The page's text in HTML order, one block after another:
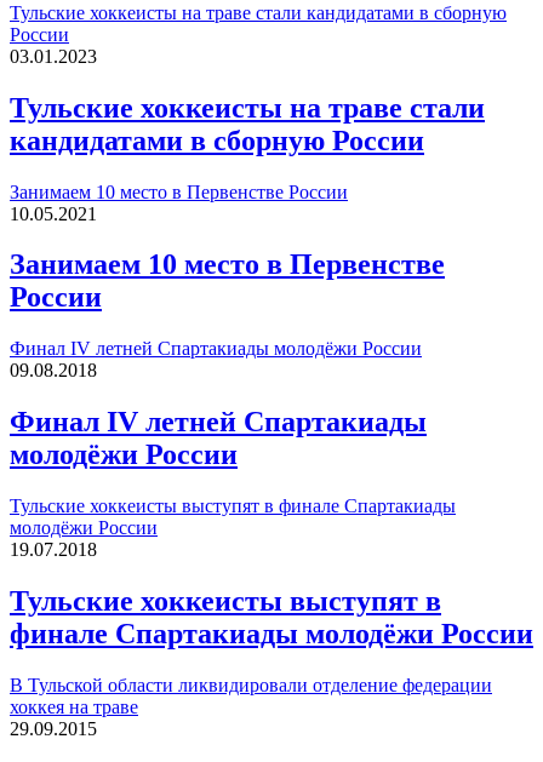
Тульские хоккеисты на траве стали кандидатами в сборную
России
03.01.2023
Тульские хоккеисты на траве стали
кандидатами в сборную России
Занимаем 10 место в Первенстве России
10.05.2021
Занимаем 10 место в Первенстве
России
Финал IV летней Спартакиады молодёжи России
09.08.2018
Финал IV летней Спартакиады
молодёжи России
Тульские хоккеисты выступят в финале Спартакиады
молодёжи России
19.07.2018
Тульские хоккеисты выступят в
финале Спартакиады молодёжи России
В Тульской области ликвидировали отделение федерации
хоккея на траве
29.09.2015